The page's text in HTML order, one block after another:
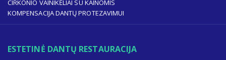
CIRKONIO VAINIKĖLIAI SU KAINOMIS
KOMPENSACIJA DANTŲ PROTEZAVIMUI
ESTETINĖ DANTŲ RESTAURACIJA